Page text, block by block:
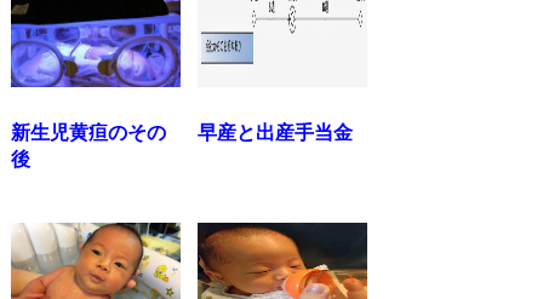
新生児黄疸のその
後
早産と出産手当金